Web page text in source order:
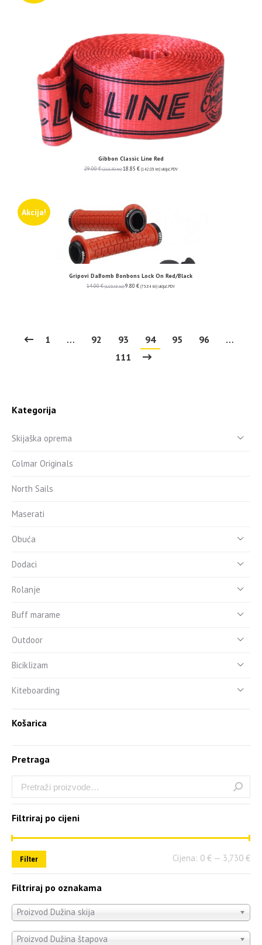
Gibbon Classic Line Red
29.00€ (218.50 kn) 18.85 € (142.03 kn) uključ. PDV
Akcija!
Gripovi DaBomb Bonbons Lock On Red/Black
14.00€ (105.48 kn) 9.80 € (73.84 kn) uključ. PDV
1 … 92 93 94 95 96
…
111
Kategorija
Skijaška oprema
Colmar Originals
North Sails
Maserati
Obuća
Dodaci
Rolanje
Buff marame
Outdoor
Biciklizam
Kiteboarding
Košarica
Pretraga
Filtriraj po cijeni
Filter Cijena: 0 € — 3,730 €
Filtriraj po oznakama
Proizvod Dužina skija
Proizvod Dužina štapova